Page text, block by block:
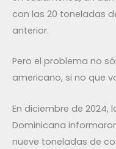
con las 20 toneladas
anterior.
Pero el problema no
americano, si no que
En diciembre de 2024,
Dominicana
nueve toneladas de